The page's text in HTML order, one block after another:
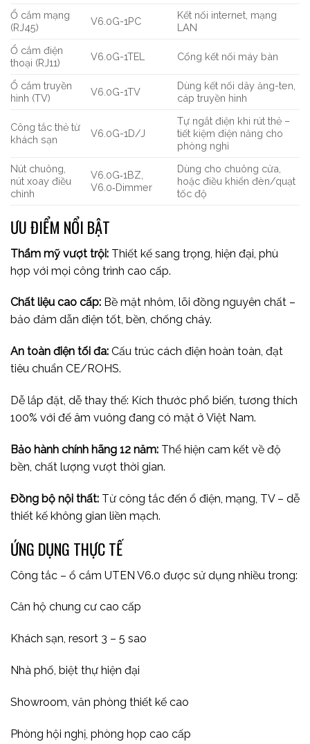
Ổ cắm mạng
(RJ45)
V6.0G-1PC
Kết nối internet, mạng
LAN
Ổ cắm điện
thoại (RJ11)
V6.0G-1TEL Cổng kết nối máy bàn
Ổ cắm truyền
hình (TV)
V6.0G-1TV
Dùng kết nối dây ăng-ten,
cáp truyền hình
Công tắc thẻ từ
khách sạn
V6.0G-1D/J
Tự ngắt điện khi rút thẻ –
tiết kiệm điện năng cho
phòng nghỉ
Nút chuông,
nút xoay điều
chỉnh
V6.0G‑1BZ,
V6.0‑Dimmer
Dùng cho chuông cửa,
hoặc điều khiển đèn/quạt
tốc độ
ƯU ĐIỂM NỔI BẬT
Thẩm mỹ vượt trội: Thiết kế sang trọng, hiện đại, phù
hợp với mọi công trình cao cấp.
Chất liệu cao cấp: Bề mặt nhôm, lõi đồng nguyên chất –
bảo đảm dẫn điện tốt, bền, chống cháy.
An toàn điện tối đa: Cấu trúc cách điện hoàn toàn, đạt
tiêu chuẩn CE/ROHS.
Dễ lắp đặt, dễ thay thế: Kích thước phổ biến, tương thích
100% với đế âm vuông đang có mặt ở Việt Nam.
Bảo hành chính hãng 12 năm: Thể hiện cam kết về độ
bền, chất lượng vượt thời gian.
Đồng bộ nội thất: Từ công tắc đến ổ điện, mạng, TV – dễ
thiết kế không gian liền mạch.
ỨNG DỤNG THỰC TẾ
Công tắc – ổ cắm UTEN V6.0 được sử dụng nhiều trong:
Căn hộ chung cư cao cấp
Khách sạn, resort 3 – 5 sao
Nhà phố, biệt thự hiện đại
Showroom, văn phòng thiết kế cao
Phòng hội nghị, phòng họp cao cấp